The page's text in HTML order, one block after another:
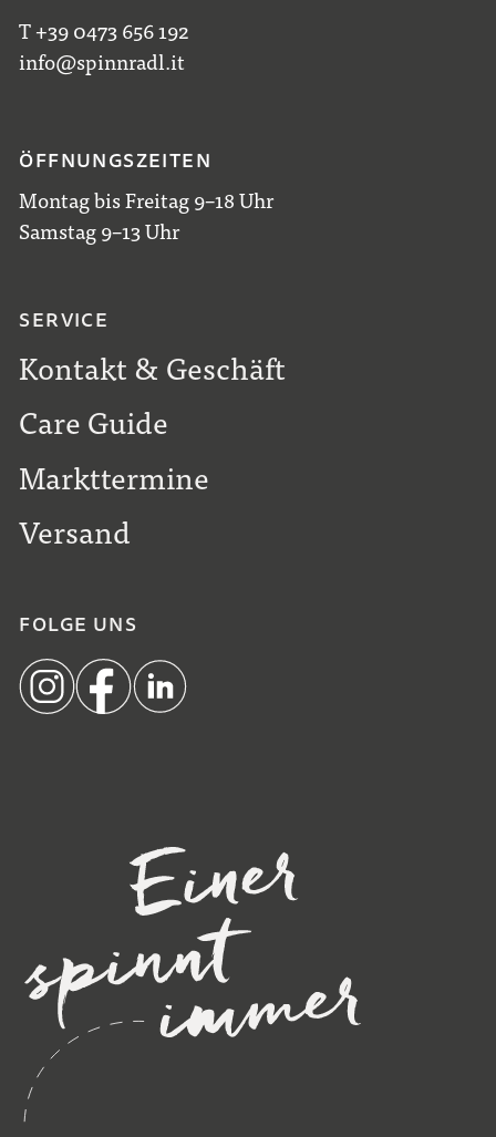
T +39 0473 656 192
info@spinnradl.it
ÖFFNUNGSZEITEN
Montag bis Freitag 9–18 Uhr
Samstag 9–13 Uhr
SERVICE
Kontakt & Geschäft
Care Guide
Markttermine
Versand
FOLGE UNS